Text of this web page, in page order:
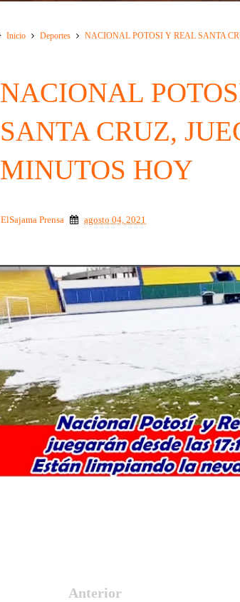
Inicio Deportes NACIONAL POTOSI Y REAL SANTA
NACIONAL
SANTA CRUZ,
MINUTOS HOY
ElSajama Prensa agosto 04, 2021
Anterior